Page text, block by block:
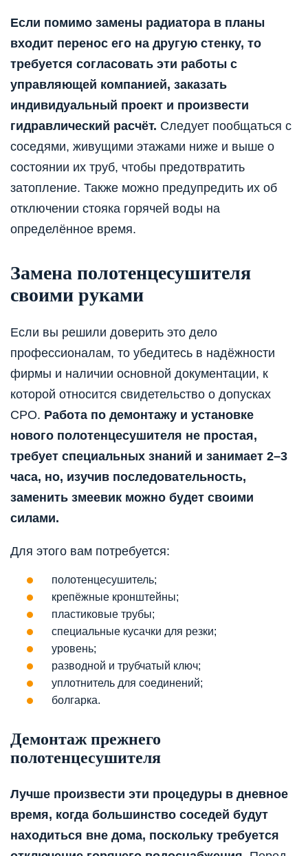
Если помимо замены радиатора в планы
входит перенос его на другую стенку, то
требуется согласовать эти работы с
управляющей компанией, заказать
индивидуальный проект и произвести
гидравлический расчёт. Следует пообщаться с
соседями, живущими этажами ниже и выше о
состоянии их труб, чтобы предотвратить
затопление. Также можно предупредить их об
отключении стояка горячей воды на
определённое время.
Замена полотенцесушителя
своими руками
Если вы решили доверить это дело
профессионалам, то убедитесь в надёжности
фирмы и наличии основной документации, к
которой относится свидетельство о допусках
СРО. Работа по демонтажу и установке
нового полотенцесушителя не простая,
требует специальных знаний и занимает 2–3
часа, но, изучив последовательность,
заменить змеевик можно будет своими
силами.
Для этого вам потребуется:
полотенцесушитель;
крепёжные кронштейны;
пластиковые трубы;
специальные кусачки для резки;
уровень;
разводной и трубчатый ключ;
уплотнитель для соединений;
болгарка.
Демонтаж прежнего
полотенцесушителя
Лучше произвести эти процедуры в дневное
время, когда большинство соседей будут
находиться вне дома, поскольку требуется